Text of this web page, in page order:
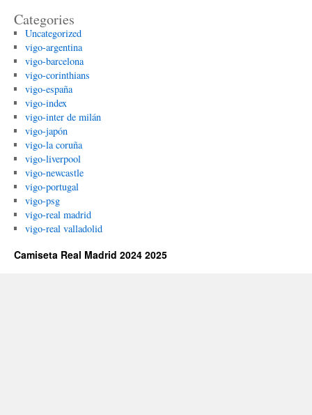
Categories
Uncategorized
vigo-argentina
vigo-barcelona
vigo-corinthians
vigo-españa
vigo-index
vigo-inter de milán
vigo-japón
vigo-la coruña
vigo-liverpool
vigo-newcastle
vigo-portugal
vigo-psg
vigo-real madrid
vigo-real valladolid
Camiseta Real Madrid 2024 2025